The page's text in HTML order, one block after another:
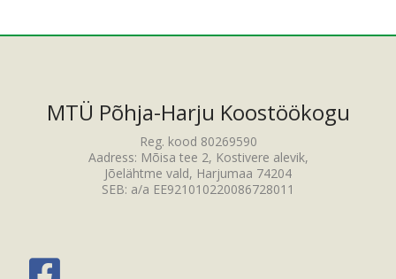
MTÜ Põhja-Harju Koostöökogu
Reg. kood 80269590
Aadress: Mõisa tee 2, Kostivere alevik,
Jõelähtme vald, Harjumaa 74204
SEB: a/a EE921010220086728011